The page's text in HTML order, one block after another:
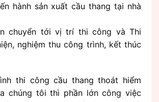
hành sản xuất cầu thang tại nhà
chuyển tới vị trí thi công và Thi
nghiệm thu công trình, kết thúc
thi công cầu thang thoát hiểm
chúng tôi thì phần lớn công việc